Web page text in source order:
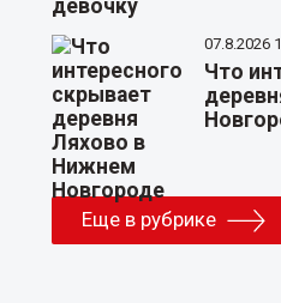
07.8.2026
Что
Еще в рубрике